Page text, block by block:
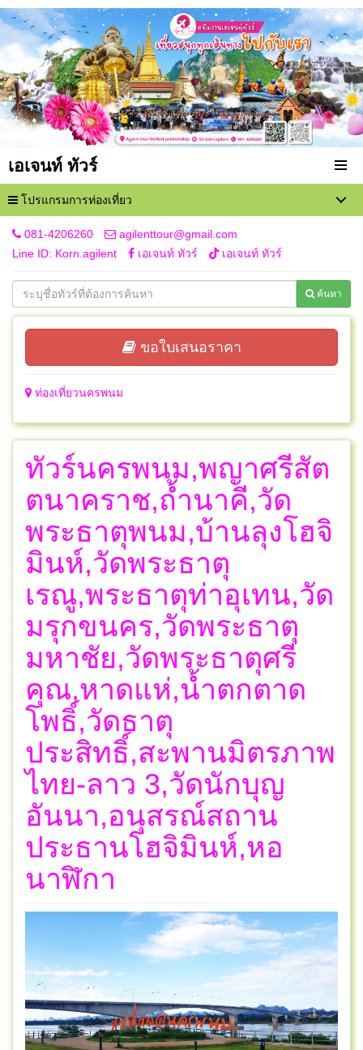
เอเจนท์ ทัวร์
โปรแกรมการท่องเที่ยว
081-4206260
agilenttour@gmail.com
Line ID: Korn.agilent
เอเจนท์ ทัวร์ เอเจนท์ ทัวร์
ค้นหา
ขอใบเสนอราคา
ท่องเที่ยวนครพนม
ทัวร์นครพนม,พญาศรีสัต
ตนาคราช,ถ้ำนาคี,วัด
พระธาตุพนม,บ้านลุงโฮจิ
มินห์,วัดพระธาตุ
เรณู,พระธาตุท่าอุเทน,วัด
มรุกขนคร,วัดพระธาตุ
มหาชัย,วัดพระธาตุศรี
คุณ,หาดแห่,น้ำตกตาด
โพธิ์,วัดธาตุ
ประสิทธิ์,สะพานมิตรภาพ
ไทย-ลาว 3,วัดนักบุญ
อันนา,อนุสรณ์สถาน
ประธานโฮจิมินห์,หอ
นาฬิกา